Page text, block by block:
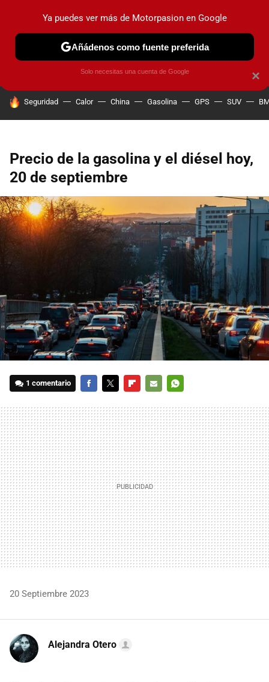
PRUEBAS COCHES ELÉCTRICOS OBSERVATORIO
HOY SE HABLA DE
Seguridad Calor China Gasolina GPS SUV
Precio de la gasolina y el diésel hoy,
20 de septiembre
1 comentario
MAIL
20 Septiembre 2023
Alejandra Otero
×
Ya puedes ver más de Motorpasion en Google
Añádenos como fuente preferida
Solo necesitas una cuenta de Google